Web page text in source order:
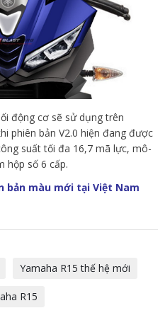
động cơ sẽ sử dụng trên
phiên bản V2.0 hiện đang được
suất tối đa 16,7 mã lực, mô-
hộp số 6 cấp.
bản màu mới tại Việt Nam
Yamaha R15 thế hệ mới
R15